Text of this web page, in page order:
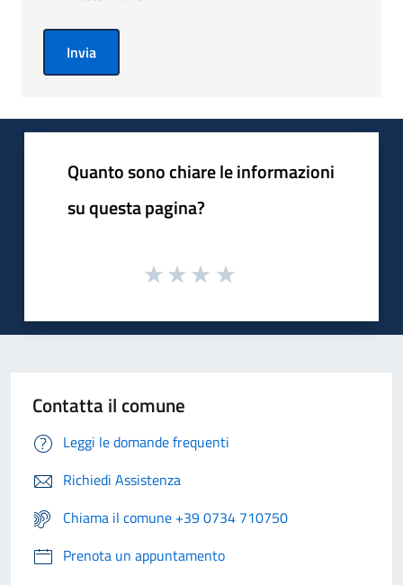
Invia
Quanto sono chiare le informazioni
su questa pagina?
Contatta il comune
Leggi le domande frequenti
Richiedi Assistenza
Chiama il comune +39 0734 710750
Prenota un appuntamento